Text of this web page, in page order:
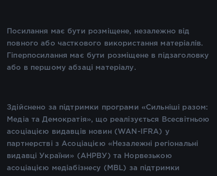
Посилання має бути розміщене, незалежно від
повного або часткового використання матеріалів.
Гіперпосилання має бути розміщене в підзаголовку
або в першому абзаці матеріалу.
Здійснено за підтримки програми «Сильніші разом:
Медіа та Демократія», що реалізується Всесвітньою
асоціацією видавців новин (WAN-IFRA) у
партнерстві з Асоціацією «Незалежні регіональні
видавці України» (АНРВУ) та Норвезькою
асоціацією медіабізнесу (MBL) за підтримки